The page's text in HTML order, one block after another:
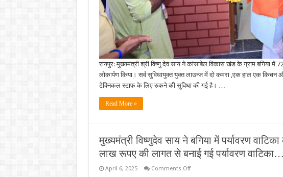
रायपुर: मुख्यमंत्री श्री विष्णु देव साय ने कांसाबेल विकास खंड के ग्राम बगिया में
लोकार्पण किया। सर्व सुविधायुक्त युक्त लाउन्ज में दो कमरा ,एक हाल एक
टेक्निकल स्टाफ के लिए रुकने की सुविधा की गई है। …
Read More »
मुख्यमंत्री विष्णुदेव साय ने बगिया में पर्यावरण
लाख रूपए की लागत से बनाई गई पर्यावरण वाटिका…
April 6, 2025 Comments Offon